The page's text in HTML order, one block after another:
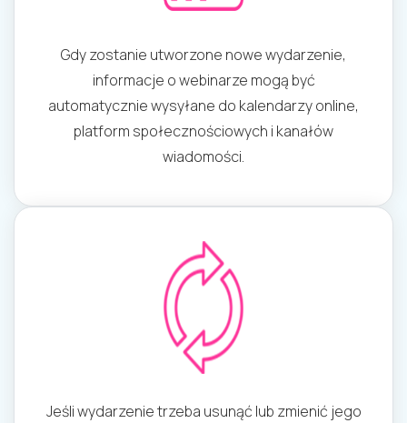
Gdy zostanie utworzone nowe wydarzenie,
informacje o webinarze mogą być
automatycznie wysyłane do kalendarzy online,
platform społecznościowych i kanałów
wiadomości.
Jeśli wydarzenie trzeba usunąć lub zmienić jego